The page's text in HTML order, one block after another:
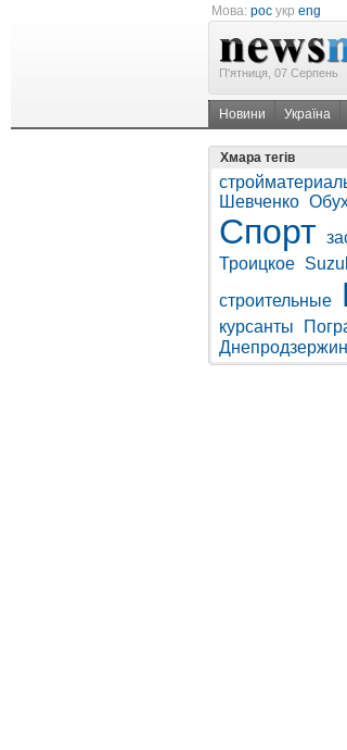
Мова: рос укр eng
П'ятниця, 07 Серпень
Новини Україна
Хмара тегів
Шевченко
Спорт
Троицкое
строительные
курсанты